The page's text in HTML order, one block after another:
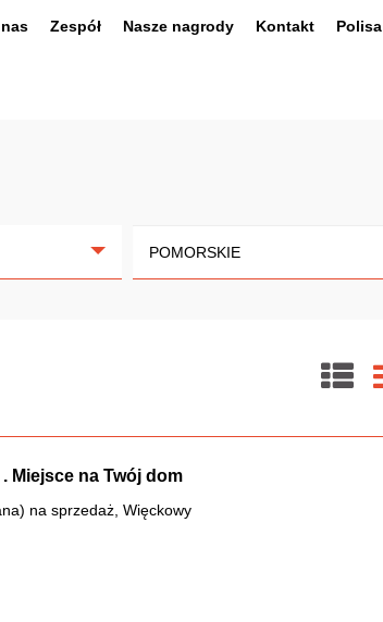
Zespół Nasze nagrody Kontakt Polisa
Miejsce na Twój dom
na sprzedaż, Więckowy